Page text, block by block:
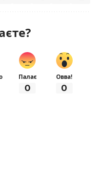
Палає
0
Овва!
0